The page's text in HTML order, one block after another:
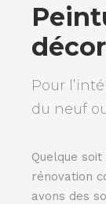
Pour
du neuf
Quelque
rénovation
avons des